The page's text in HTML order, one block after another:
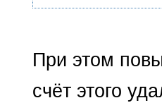
При этом
счёт этого